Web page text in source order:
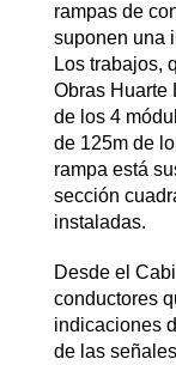
rampas de
suponen una
Los trabajos,
Obras Huarte
de los 4
de 125m de
rampa está
sección
instaladas.
Desde el
conductores
indicaciones
de las